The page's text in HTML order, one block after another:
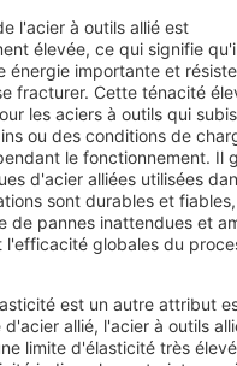
l'acier à outils allié est
élevée, ce qui signifie
énergie importante et
fracturer. Cette ténacité
les aciers à outils qui
ou des conditions de
le fonctionnement. Il
d'acier alliées utilisées
sont durables et
de pannes inattendues et
l'efficacité globales du
est un autre attribut
allié, l'acier à outils
limite d'élasticité très